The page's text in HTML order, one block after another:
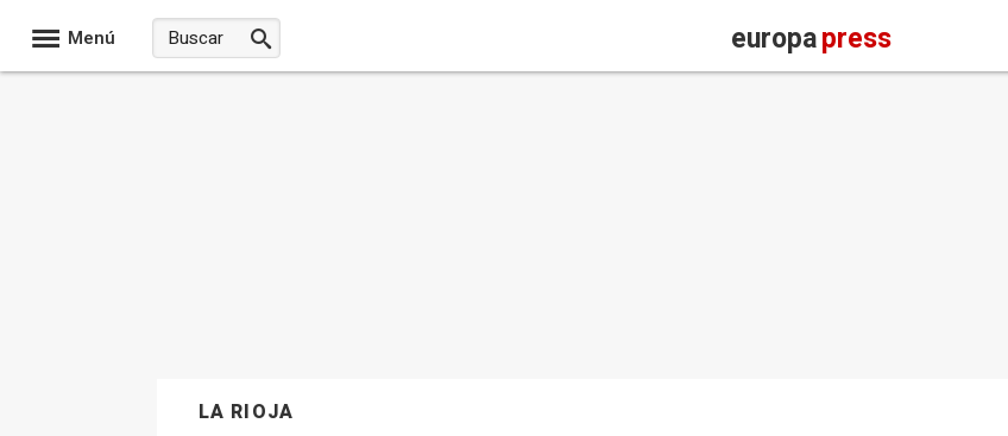
Menú europapress
LA RIOJA